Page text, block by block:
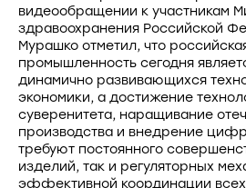
видеообращении к участникам
здравоохранения Российской
Мурашко отметил, что
промышленность сегодня
динамично развивающихся
экономики, а достижение
суверенитета, наращивание
производства и внедрение
требуют постоянного
изделий, так и регуляторных
эффективной координации всех